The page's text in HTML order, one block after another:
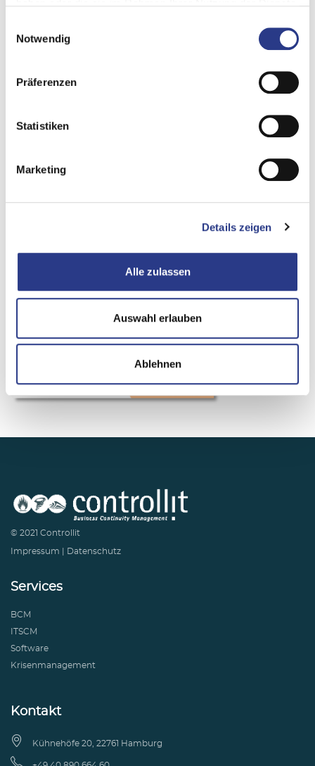
Notwendig
Präferenzen
Statistiken
Marketing
Details zeigen
Alle zulassen
Auswahl erlauben
Ablehnen
Dieses Whitepaper stellt die hierfür notwendigen Informationen
dar und zeigt Ihnen, wie Sie Ihr Unternehmen mit oder ohne
aufstellen können.
© 2021 Controllit
Impressum Datenschutz
Services
BCM
ITSCM
Software
Krisenmanagement
Kontakt
 Kühnehöfe 20, 22761 Hamburg
